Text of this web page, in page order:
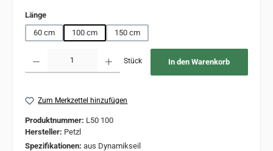
Längeauswählen
60 cm
100 cm 150 cm
Stück In den Warenkorb
Zum Merkzettel hinzufügen
Produktnummer: L50 100
Hersteller: Petzl
Spezifikationen: aus Dynamikseil